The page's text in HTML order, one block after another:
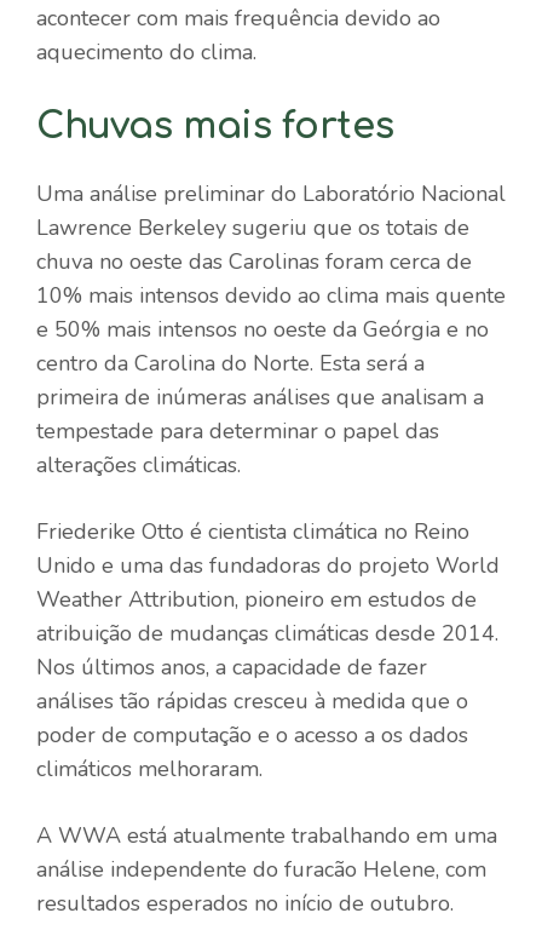
acontecer com mais frequência devido ao
aquecimento do clima.
Chuvas mais fortes
Uma análise preliminar do Laboratório Nacional
Lawrence Berkeley sugeriu que os totais de
chuva no oeste das Carolinas foram cerca de
10% mais intensos devido ao clima mais quente
e 50% mais intensos no oeste da Geórgia e no
centro da Carolina do Norte. Esta será a
primeira de inúmeras análises que analisam a
tempestade para determinar o papel das
alterações climáticas.
Friederike Otto é cientista climática no Reino
Unido e uma das fundadoras do projeto World
Weather Attribution, pioneiro em estudos de
atribuição de mudanças climáticas desde 2014.
Nos últimos anos, a capacidade de fazer
análises tão rápidas cresceu à medida que o
poder de computação e o acesso a os dados
climáticos melhoraram.
A WWA está atualmente trabalhando em uma
análise independente do furacão Helene, com
resultados esperados no início de outubro.